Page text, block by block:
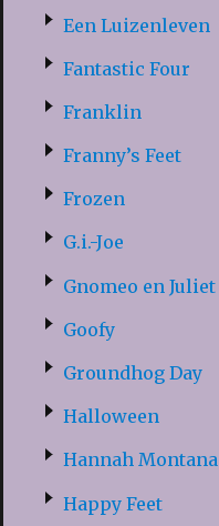
Een Luizenleven
Fantastic Four
Franklin
Franny’s Feet
Frozen
G.i.-Joe
Gnomeo en Juliet
Goofy
Groundhog Day
Halloween
Hannah Montana
Happy Feet